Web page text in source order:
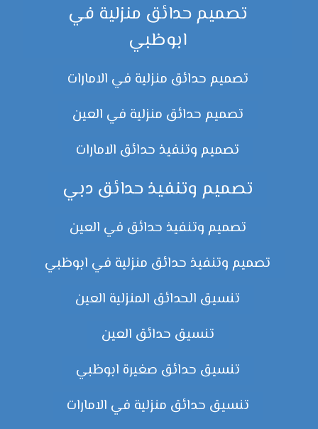
تصميم حدائق منزلية في
ابوظبي
تصميم حدائق منزلية في الامارات
تصميم حدائق منزلية في العين
تصميم وتنفيذ حدائق الامارات
تصميم وتنفيذ حدائق دبي
تصميم وتنفيذ حدائق في العين
تصميم وتنفيذ حدائق منزلية في ابوظبي
تنسيق الحدائق المنزلية العين
تنسيق حدائق العين
تنسيق حدائق صغيرة ابوظبي
تنسيق حدائق منزلية في الامارات